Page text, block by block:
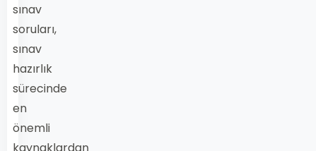
sınav
soruları,
sınav
hazırlık
sürecinde
en
önemli
kaynaklardan